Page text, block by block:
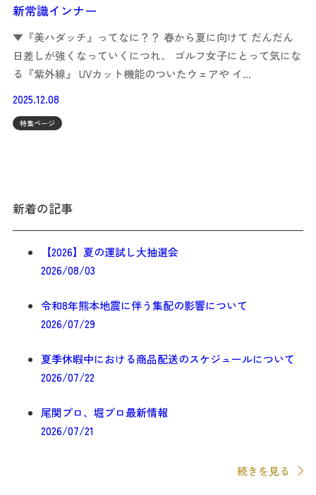
新常識インナー
▼『美ハダッチ』ってなに？？ 春から夏に向けて だんだん
日差しが強くなっていくにつれ、 ゴルフ女子にとって気にな
る『紫外線』 UVカット機能のついたウェアや イ…
2025.12.08
特集ページ
新着の記事
【2026】夏の運試し大抽選会
2026/08/03
令和8年熊本地震に伴う集配の影響について
2026/07/29
夏季休暇中における商品配送のスケジュールについて
2026/07/22
尾関プロ、堀プロ最新情報
2026/07/21
続きを見る